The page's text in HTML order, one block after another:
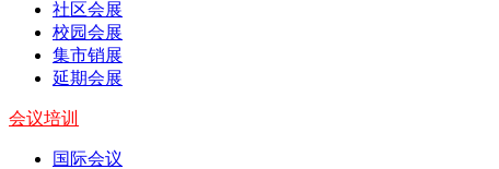
社区会展
校园会展
集市销展
延期会展
会议培训
国际会议